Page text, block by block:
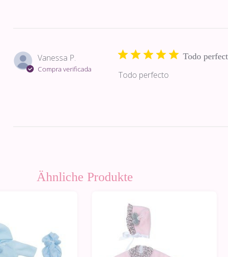
Vanessa P.
Compra verificada
Todo
Todo perfecto
Ähnliche Produkte